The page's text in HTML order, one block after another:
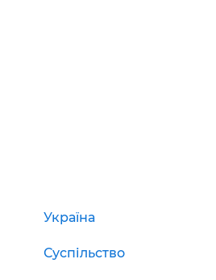
Україна
Суспільство